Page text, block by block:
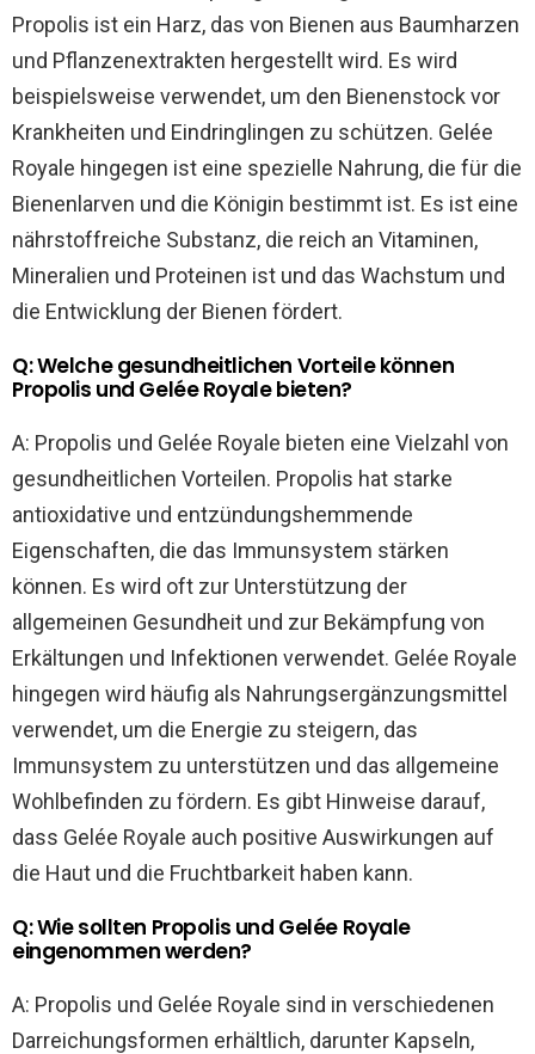
Propolis ist ein Harz, das von Bienen aus Baumharzen
und Pflanzenextrakten hergestellt wird. Es wird
beispielsweise verwendet, um den Bienenstock vor
Krankheiten und Eindringlingen zu schützen. Gelée
Royale hingegen ist eine spezielle Nahrung, die für die
Bienenlarven und die Königin bestimmt ist. Es ist eine
nährstoffreiche Substanz, die reich an Vitaminen,
Mineralien und Proteinen ist und das Wachstum und
die Entwicklung der Bienen fördert.
Q: Welche gesundheitlichen Vorteile können
Propolis und Gelée Royale bieten?
A: Propolis und Gelée Royale bieten eine Vielzahl von
gesundheitlichen Vorteilen. Propolis hat starke
antioxidative und entzündungshemmende
Eigenschaften, die das Immunsystem stärken
können. Es wird oft zur Unterstützung der
allgemeinen Gesundheit und zur Bekämpfung von
Erkältungen und Infektionen verwendet. Gelée Royale
hingegen wird häufig als Nahrungsergänzungsmittel
verwendet, um die Energie zu steigern, das
Immunsystem zu unterstützen und das allgemeine
Wohlbefinden zu fördern. Es gibt Hinweise darauf,
dass Gelée Royale auch positive Auswirkungen auf
die Haut und die Fruchtbarkeit haben kann.
Q: Wie sollten Propolis und Gelée Royale
eingenommen werden?
A: Propolis und Gelée Royale sind in verschiedenen
Darreichungsformen erhältlich, darunter Kapseln,